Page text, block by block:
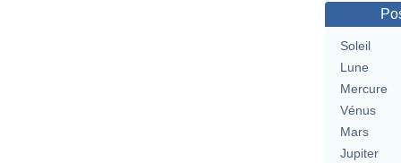
Soleil
Lune
Mercure
Vénus
Mars
Jupiter